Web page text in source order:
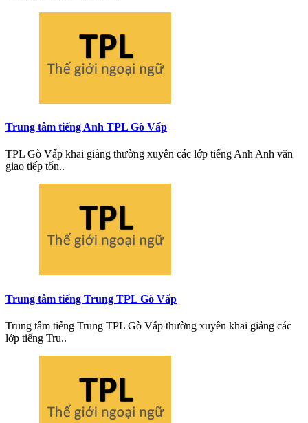
Trung tâm tiếng Anh TPL Gò Vấp
TPL Gò Vấp khai giảng thường xuyên các lớp tiếng Anh Anh văn
giao tiếp tổn..
Trung tâm tiếng Trung TPL Gò Vấp
Trung tâm tiếng Trung TPL Gò Vấp thường xuyên khai giảng các
lớp tiếng Tru..